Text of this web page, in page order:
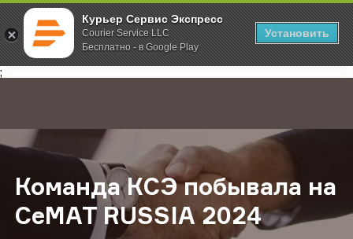
Курьер Сервис Экспресс
Courier Service LLC
Бесплатно - в Google Play
Установить
;
Главная О компании Новости Команда КСЭ побывала на CeMAT
Команда КСЭ побывала на
CeMAT RUSSIA 2024